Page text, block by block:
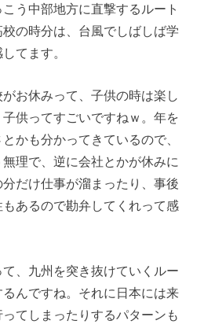
う中部地方に直撃するルート
の時分は、台風でしばしば学
てます。
お休みって、子供の時は楽し
供ってすごいですねｗ。年を
かも分かってきているので、
理で、逆に会社とかが休みに
だけ仕事が溜まったり、事後
あるので勘弁してくれって感
、九州を突き抜けていくルー
るんですね。それに日本には来
てしまったりするパターンも